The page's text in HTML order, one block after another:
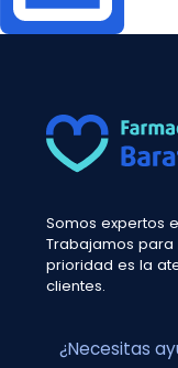
Somos expertos
Trabajamos
prioridad es la
clientes.
¿Necesitas